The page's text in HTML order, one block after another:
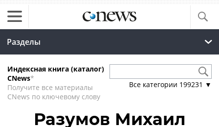
Разделы
Индексная книга (каталог)
CNews*
Получите все материалы
CNews по ключевому слову
Все категории 199231 ▼
Разумов Михаил